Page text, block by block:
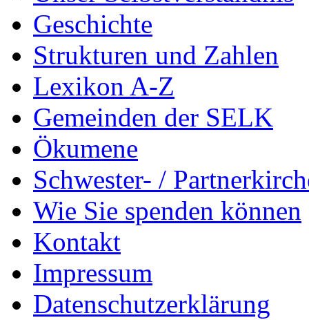
Geschichte
Strukturen und Zahlen
Lexikon A-Z
Gemeinden der SELK
Ökumene
Schwester- /
Wie Sie spenden können
Kontakt
Impressum
Datenschutzerklärung